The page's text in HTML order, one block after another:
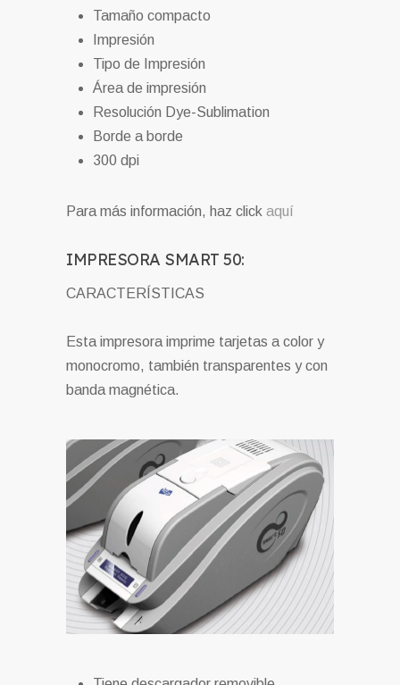
Tamaño compacto
Impresión
Tipo de Impresión
Área de impresión
Resolución Dye-Sublimation
Borde a borde
300 dpi
Para más información, haz click aquí
IMPRESORA SMART 50:
CARACTERÍSTICAS
Esta impresora imprime tarjetas a color y
monocromo, también transparentes y con
banda magnética.